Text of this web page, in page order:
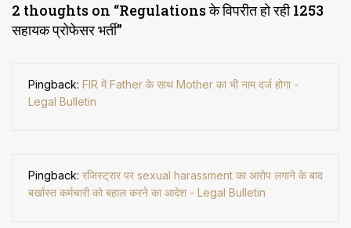
2 thoughts on “Regulations के विपरीत हो रही 1253
सहायक प्रोफेसर भर्ती”
Pingback: FIR में Father के साथ Mother का भी नाम दर्ज होगा -
Legal Bulletin
Pingback: रजिस्ट्रार पर sexual harassment का आरोप लगाने के बाद
बर्खास्त कर्मचारी को बहाल करने का आदेश - Legal Bulletin